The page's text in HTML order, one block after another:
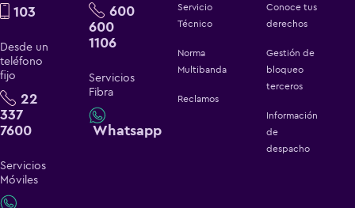
103
Desde un
teléfono
fijo
22
337
7600
Servicios
Móviles
600
600
1106
Servicios
Fibra
Whatsapp
Servicio
Técnico
Norma
Multibanda
Reclamos
Conoce tus
derechos
Gestión de
bloqueo
terceros
Información
de
despacho